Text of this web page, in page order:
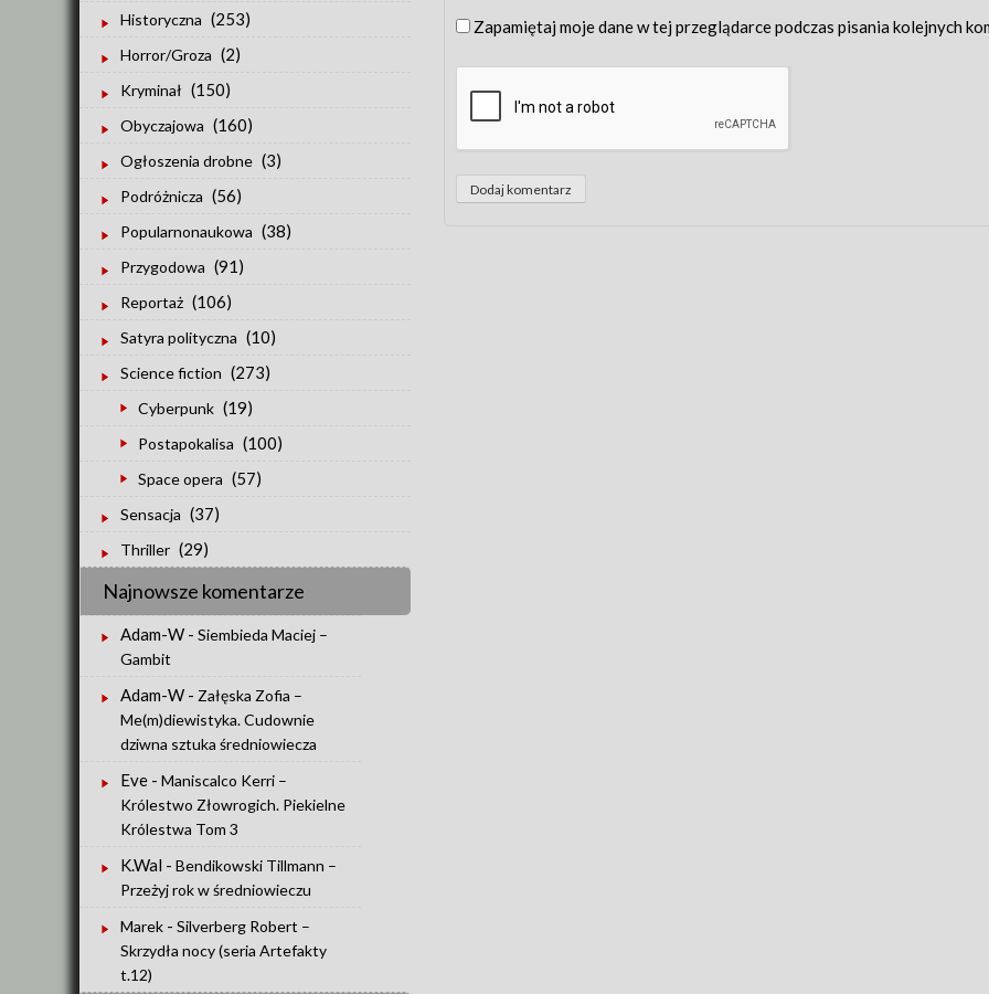
Zapamiętaj moje dane w tej przeglądarce podczas pisania kolejnych
Historyczna (253)
Horror/Groza (2)
Kryminał (150)
Obyczajowa (160)
Ogłoszenia drobne (3)
Podróżnicza (56)
Popularnonaukowa (38)
Przygodowa (91)
Reportaż (106)
Satyra polityczna (10)
Science fiction (273)
Cyberpunk (19)
Postapokalisa (100)
Space opera (57)
Sensacja (37)
Thriller (29)
Najnowsze komentarze
Adam-W - Siembieda Maciej –
Gambit
Adam-W - Załęska Zofia –
Me(m)diewistyka. Cudownie
dziwna sztuka średniowiecza
Eve - Maniscalco Kerri –
Królestwo Złowrogich. Piekielne
Królestwa Tom 3
K.Wal - Bendikowski Tillmann –
Przeżyj rok w średniowieczu
Marek - Silverberg Robert –
Skrzydła nocy (seria Artefakty
t.12)